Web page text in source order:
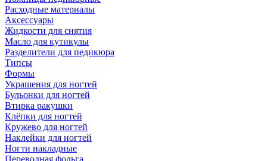
Расходные материалы
Аксессуары
Жидкости для снятия
Масло для кутикулы
Разделители для педикюра
Типсы
Формы
Украшения для ногтей
Бульонки для ногтей
Втирка ракушки
Клёпки для ногтей
Кружево для ногтей
Наклейки для ногтей
Ногти накладные
Переводная фольга